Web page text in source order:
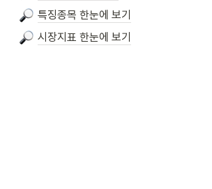
특징종목 한눈에 보기
시장지표 한눈에 보기